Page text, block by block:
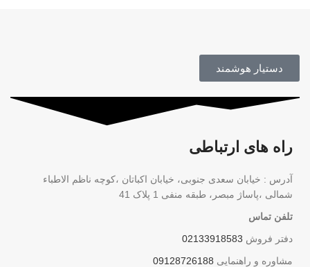
دستیار هوشمند
راه های ارتباطی
آدرس : خیابان سعدی جنوبی، خیابان اکباتان ،کوچه ناظم الاطباء
شمالی ،پاساژ مبصر، طبقه منفی 1 پلاک 41
تلفن تماس
دفتر فروش 02133918583
مشاوره و راهنمایی 09128726188